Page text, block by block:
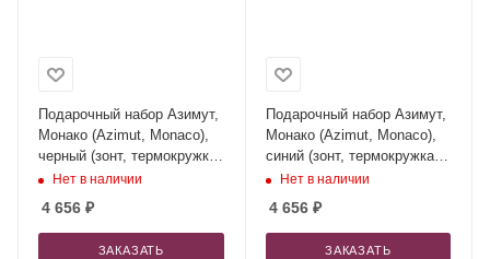
Подарочный набор Азимут,
Монако (Azimut, Monaco),
черный (зонт, термокружка,
шоппер)
Нет в наличии
4 656 ₽
ЗАКАЗАТЬ
Подарочный набор Азимут,
Монако (Azimut, Monaco),
синий (зонт, термокружка,
шоппер)
Нет в наличии
4 656₽
ЗАКАЗАТЬ